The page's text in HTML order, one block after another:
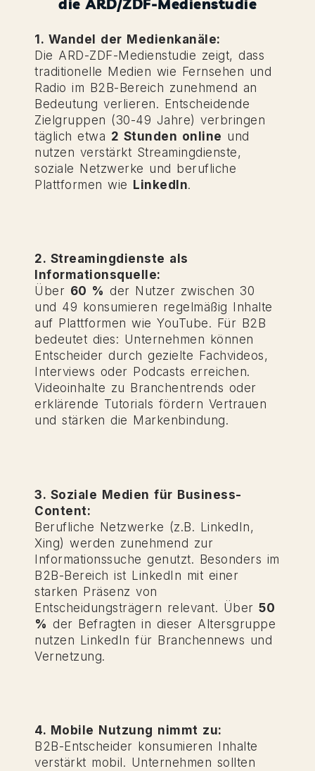
die ARD/ZDF-Medienstudie
1. Wandel der Medienkanäle:
Die ARD-ZDF-Medienstudie zeigt, dass
traditionelle Medien wie Fernsehen und
Radio im B2B-Bereich zunehmend an
Bedeutung verlieren. Entscheidende
Zielgruppen (30-49 Jahre) verbringen
täglich etwa 2 Stunden online und
nutzen verstärkt Streamingdienste,
soziale Netzwerke und berufliche
Plattformen wie LinkedIn.
2. Streamingdienste als
Informationsquelle:
Über 60 % der Nutzer zwischen 30
und 49 konsumieren regelmäßig Inhalte
auf Plattformen wie YouTube. Für B2B
bedeutet dies: Unternehmen können
Entscheider durch gezielte Fachvideos,
Interviews oder Podcasts erreichen.
Videoinhalte zu Branchentrends oder
erklärende Tutorials fördern Vertrauen
und stärken die Markenbindung.
3. Soziale Medien für Business-
Content:
Berufliche Netzwerke (z.B. LinkedIn,
Xing) werden zunehmend zur
Informationssuche genutzt. Besonders im
B2B-Bereich ist LinkedIn mit einer
starken Präsenz von
Entscheidungsträgern relevant. Über50
% der Befragten in dieser Altersgruppe
nutzen LinkedIn für Branchennews und
Vernetzung.
4. Mobile Nutzung nimmt zu:
B2B-Entscheider konsumieren Inhalte
verstärkt mobil. Unternehmen sollten